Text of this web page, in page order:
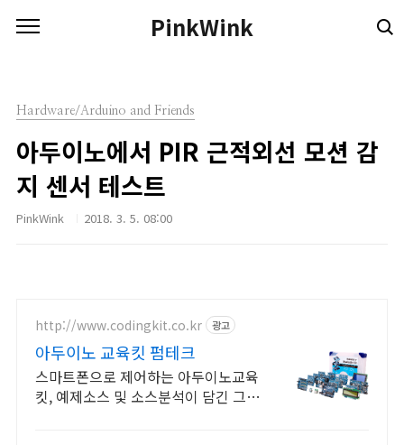
PinkWink
Hardware/Arduino and Friends
아두이노에서 PIR 근적외선 모션 감
지 센서 테스트
PinkWink 2018. 3. 5. 08:00
http://www.codingkit.co.kr 광고
아두이노 교육킷 펌테크
스마트폰으로 제어하는 아두이노교육
킷, 예제소스 및 소스분석이 담긴 그림